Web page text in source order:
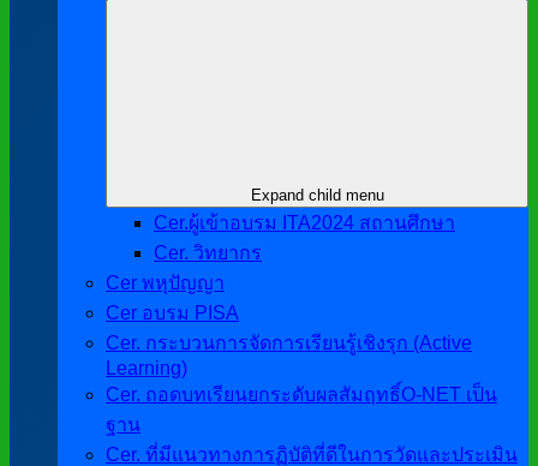
Expand child menu
Cer.ผู้เข้าอบรม ITA2024 สถานศึกษา
Cer. วิทยากร
Cer พหุปัญญา
Cer อบรม PISA
Cer. กระบวนการจัดการเรียนรู้เชิงรุก (Active
Learning)
Cer. ถอดบทเรียนยกระดับผลสัมฤทธิ์O-NET เป็น
ฐาน
Cer. ที่มีแนวทางการฏิบัติที่ดีในการวัดและประเมิน